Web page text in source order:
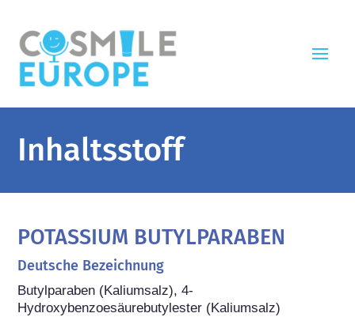
Inhaltsstoff
POTASSIUM BUTYLPARABEN
Deutsche Bezeichnung
Butylparaben (Kaliumsalz), 4-
Hydroxybenzoesäurebutylester (Kaliumsalz)